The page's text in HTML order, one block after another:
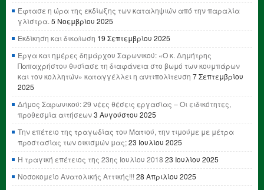
Έφτασε η ώρα της εκδίωξης των καταληψιών από την παραλία
γλίστρα. 5 Νοεμβρίου 2025
Εκδίκηση και δικαίωση 19 Σεπτεμβρίου 2025
Έργα και ημέρες δημάρχου Σαρωνικού: «Ο κ. Δημήτρης
Παπαχρήστου θυσίασε τη διαφάνεια στο βωμό των κουμπάρων
και τον κολλητών» καταγγέλλει η αντιπολίτευση 7 Σεπτεμβρίου
2025
Δήμος Σαρωνικού: 29 νέες θέσεις εργασίας – Οι ειδικότητες,
προθεσμία αιτήσεων3 Αυγούστου 2025
Την επέτειο της τραγωδίας του Ματιού, την τιμούμε με μέτρα
προστασίας των οικισμών μας;23 Ιουλίου 2025
Η τραγική επέτειος της 23ης Ιουλίου 2018 23 Ιουλίου 2025
Νοσοκομείο Ανατολικής Αττικής!!! 28 Απριλίου 2025